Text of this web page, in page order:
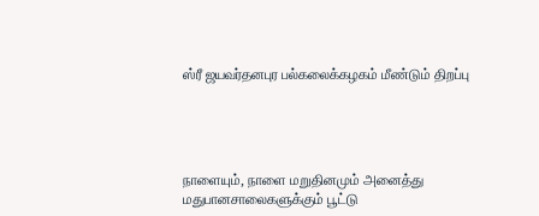
ஸ்ரீ ஜயவர்தனபுர பல்கலைக்கழகம் மீண்டும் திறப்பு
நாளையும், நாளை மறுதினமும் அனைத்து
மதுபானசாலைகளுக்கும் பூட்டு